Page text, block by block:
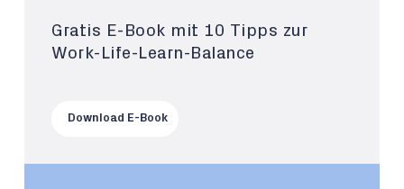
Gratis E-Book mit 10 Tipps zur
Work-Life-Learn-Balance
Download E-Book